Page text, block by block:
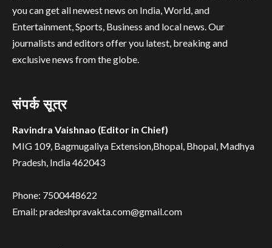
you can get all newest news on India, World, and
Entertainment, Sports, Business and local news. Our
journalists and editors offer you latest, breaking and
exclusive news from the globe.
संपर्क सूत्र
Ravindra Vaishnao (Editor in Chief)
MIG 109, Bagmugaliya Extension,Bhopal, Bhopal, Madhya
Pradesh, India 462043
Phone: 7500448622
Email: pradeshpravakta.com@gmail.com